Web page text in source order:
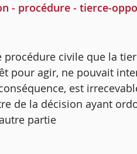
- procédure - tierce-
procédure civile que la
pour agir, ne pouvait
est
de la décision ayant
partie